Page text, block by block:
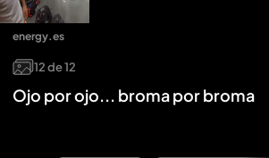
12de12
Ojo por ojo... broma por broma
energy.es